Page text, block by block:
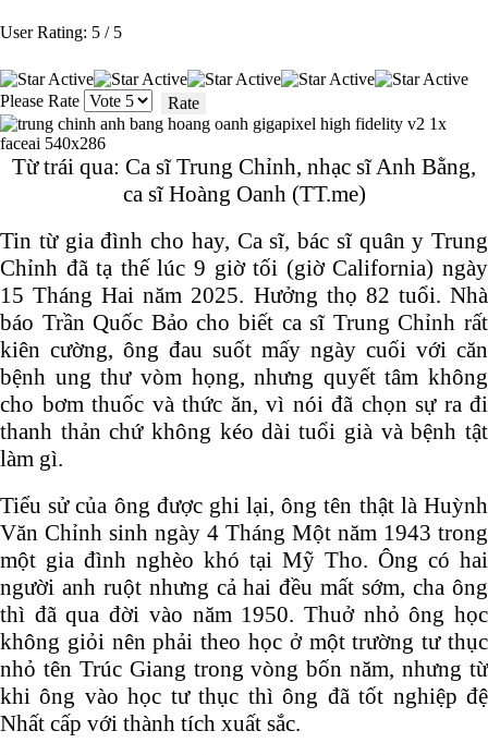
User Rating: 5 / 5
Please Rate
Từ trái qua: Ca sĩ Trung Chỉnh, nhạc sĩ Anh Bằng,
ca sĩ Hoàng Oanh (TT.me)
Tin từ gia đình cho hay, Ca sĩ, bác sĩ quân y Trung
Chỉnh đã tạ thế lúc 9 giờ tối (giờ California) ngày
15 Tháng Hai năm 2025. Hưởng thọ 82 tuổi. Nhà
báo Trần Quốc Bảo cho biết ca sĩ Trung Chỉnh rất
kiên cường, ông đau suốt mấy ngày cuối với căn
bệnh ung thư vòm họng, nhưng quyết tâm không
cho bơm thuốc và thức ăn, vì nói đã chọn sự ra đi
thanh thản chứ không kéo dài tuổi già và bệnh tật
làm gì.
Tiểu sử của ông được ghi lại, ông tên thật là Huỳnh
Văn Chỉnh sinh ngày 4 Tháng Một năm 1943 trong
một gia đình nghèo khó tại Mỹ Tho. Ông có hai
người anh ruột nhưng cả hai đều mất sớm, cha ông
thì đã qua đời vào năm 1950. Thuở nhỏ ông học
không giỏi nên phải theo học ở một trường tư thục
nhỏ tên Trúc Giang trong vòng bốn năm, nhưng từ
khi ông vào học tư thục thì ông đã tốt nghiệp đệ
Nhất cấp với thành tích xuất sắc.